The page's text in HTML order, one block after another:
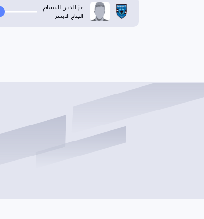
عز الدين البسام
الجناح الأيسر